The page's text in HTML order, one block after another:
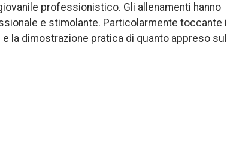
professionistico. Gli allenamenti hanno
e stimolante. Particolarmente toccante il
la dimostrazione pratica di quanto appreso sul